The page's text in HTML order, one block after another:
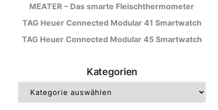
MEATER – Das smarte Fleischthermometer
TAG Heuer Connected Modular 41 Smartwatch
TAG Heuer Connected Modular 45 Smartwatch
Kategorien